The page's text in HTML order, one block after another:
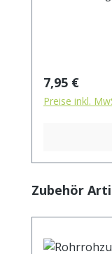
Regulärer
7,95 €
Preise inkl.
Produktgalerie
Zubehör